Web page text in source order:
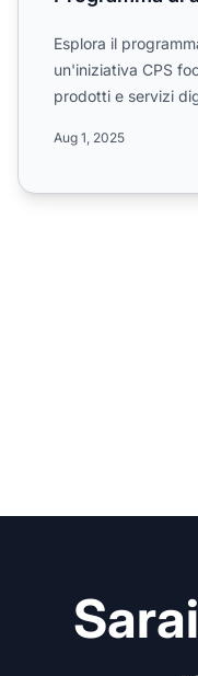
Esplora il
un'iniziativa CPS
prodotti e servizi
Aug 1, 2025